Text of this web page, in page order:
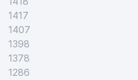
1417
1407
1398
1378
1286